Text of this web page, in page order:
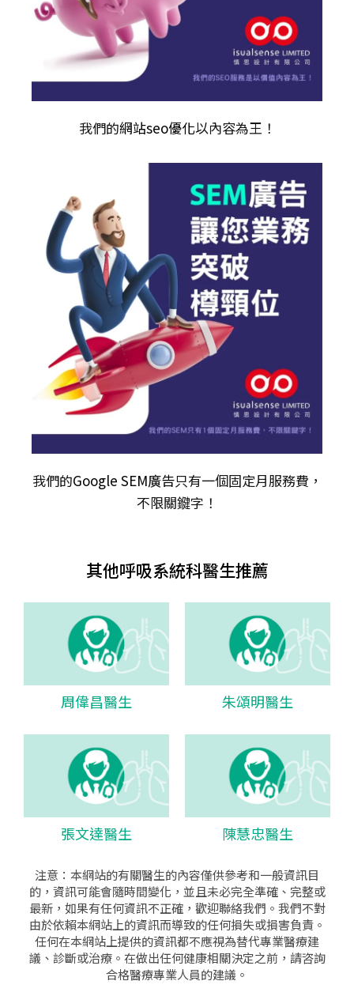
我們的網站seo優化以內容為王！
我們的Google SEM廣告只有一個固定月服務費，
不限關𨫡字！
其他呼吸系統科醫生推薦
周偉昌醫生 朱頌明醫生
張文達醫生 陳慧忠醫生
注意：本網站的有關醫生的內容僅供參考和一般資訊目
的，資訊可能會隨時間變化，並且未必完全準確、完整或
最新，如果有任何資訊不正確，歡迎聯絡我們。我們不對
由於依賴本網站上的資訊而導致的任何損失或損害負責。
任何在本網站上提供的資訊都不應視為替代專業醫療建
議、診斷或治療。在做出任何健康相關決定之前，請咨詢
合格醫療專業人員的建議。